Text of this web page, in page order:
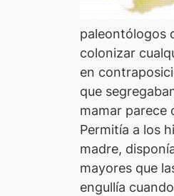
paleontólogos
colonizar
en
que
mamar parece
Permitía a los
madre,
mayores que
engullía